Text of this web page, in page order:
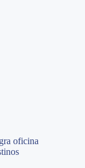
oficina